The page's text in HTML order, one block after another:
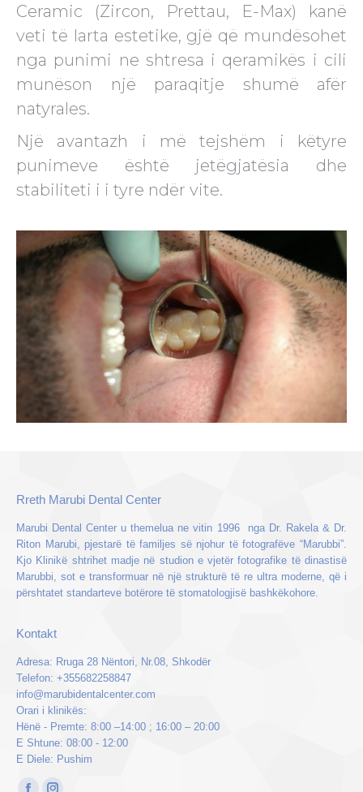
Ceramic (Zircon, Prettau, E-Max) kanë
veti të larta estetike, gjë që mundësohet
nga punimi ne shtresa i qeramikës i cili
munëson një paraqitje shumë afër
natyrales.
Një avantazh i më tejshëm i këtyre
punimeve është jetëgjatësia dhe
stabiliteti i i tyre ndër vite.
Rreth Marubi Dental Center
Marubi Dental Center u themelua ne vitin 1996 nga Dr. Rakela & Dr.
Riton Marubi, pjestarë të familjes së njohur të fotografëve “Marubbi”.
Kjo Klinikë shtrihet madje në studion e vjetër fotografike të dinastisë
Marubbi, sot e transformuar në një strukturë të re ultra moderne, që i
përshtatet standarteve botërore të stomatologjisë bashkëkohore.
Kontakt
Adresa: Rruga 28 Nëntori, Nr.08, Shkodër
Telefon: +355682258847
info@marubidentalcenter.com
Orari i klinikës:
Hënë - Premte: 8:00 –14:00 ; 16:00 – 20:00
E Shtune: 08:00 - 12:00
E Diele: Pushim
Find us on: